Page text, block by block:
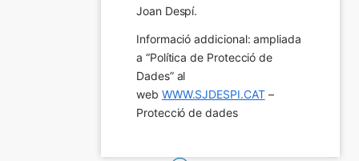
Joan Despí.
Informació addicional: ampliada
a “Política de Protecció de
Dades” al
web WWW.SJDESPI.CAT –
Protecció de dades